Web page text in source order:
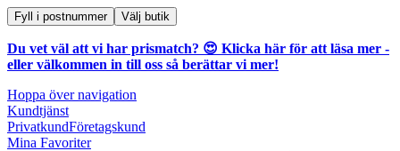
Fyll i postnummer Välj butik
Du vet väl att vi har prismatch? 😍 Klicka här för att läsa mer -
eller välkommen in till oss så berättar vi mer!
Hoppa över navigation
Kundtjänst
PrivatkundFöretagskund
Mina Favoriter